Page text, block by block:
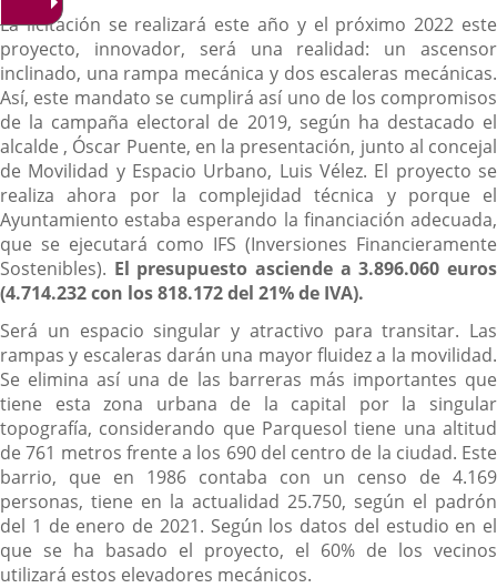
La licitación se realizará este año y el próximo 2022 este
proyecto, innovador, será una realidad: un ascensor
inclinado, una rampa mecánica y dos escaleras mecánicas.
Así, este mandato se cumplirá así uno de los compromisos
de la campaña electoral de 2019, según ha destacado el
alcalde , Óscar Puente, en la presentación, junto al concejal
de Movilidad y Espacio Urbano, Luis Vélez. El proyecto se
realiza ahora por la complejidad técnica y porque el
Ayuntamiento estaba esperando la financiación adecuada,
que se ejecutará como IFS (Inversiones Financieramente
Sostenibles). El presupuesto asciende a 3.896.060 euros
(4.714.232 con los 818.172 del 21% de IVA).
Será un espacio singular y atractivo para transitar. Las
rampas y escaleras darán una mayor fluidez a la movilidad.
Se elimina así una de las barreras más importantes que
tiene esta zona urbana de la capital por la singular
topografía, considerando que Parquesol tiene una altitud
de 761 metros frente a los 690 del centro de la ciudad. Este
barrio, que en 1986 contaba con un censo de 4.169
personas, tiene en la actualidad 25.750, según el padrón
del 1 de enero de 2021. Según los datos del estudio en el
que se ha basado el proyecto, el 60% de los vecinos
utilizará estos elevadores mecánicos.